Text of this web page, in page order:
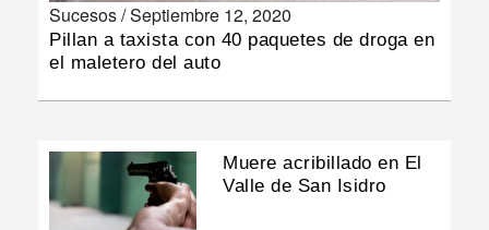
Sucesos /Septiembre 12, 2020
Pillan a taxista con 40 paquetes de droga en
el maletero del auto
Muere acribillado en El
Valle de San Isidro